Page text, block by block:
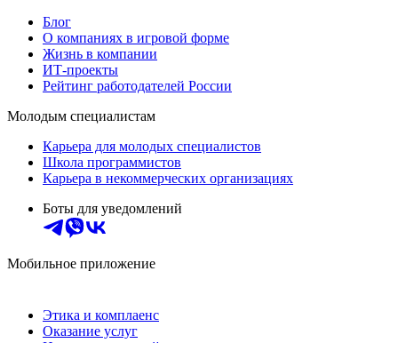
Блог
О компаниях в игровой форме
Жизнь в компании
ИТ-проекты
Рейтинг работодателей России
Молодым специалистам
Карьера для молодых специалистов
Школа программистов
Карьера в некоммерческих организациях
Боты для уведомлений
Мобильное приложение
Этика и комплаенс
Оказание услуг